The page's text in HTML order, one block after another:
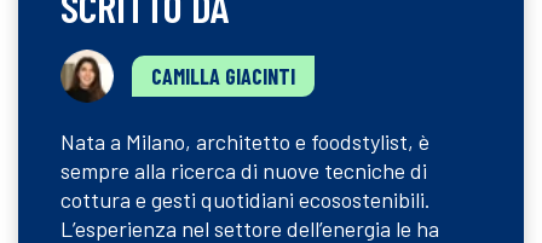
CAMILLA GIACINTI
Nata a Milano, architetto e foodstylist, è
sempre alla ricerca di nuove tecniche di
cottura e gesti quotidiani ecosostenibili.
L’esperienza nel settore dell’energia le ha